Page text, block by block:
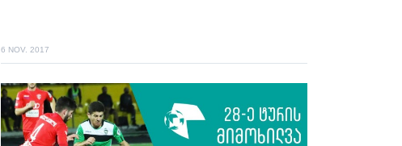
6 NOV. 2017